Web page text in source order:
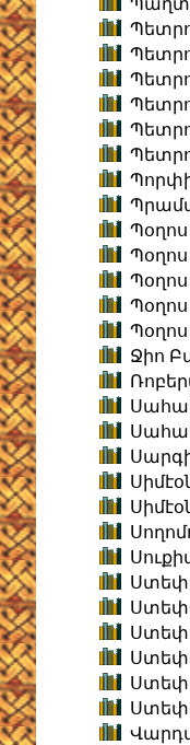
Պօղոս
Ջիո